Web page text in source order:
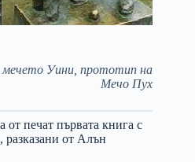
Уини, прототип на
Мечо Пух
от печат първата книга с
от Алън